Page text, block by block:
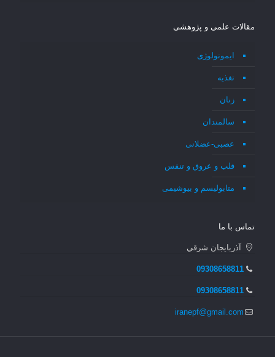
مقالات علمی و پژوهشی
ایمونولوژی
تغذیه
زنان
سالمندان
عصبی-عضلانی
قلب و عروق و تنفس
متابولیسم و بیوشیمی
تماس با ما
آذربايجان شرقي
09308658811
09308658811
iranepf@gmail.com